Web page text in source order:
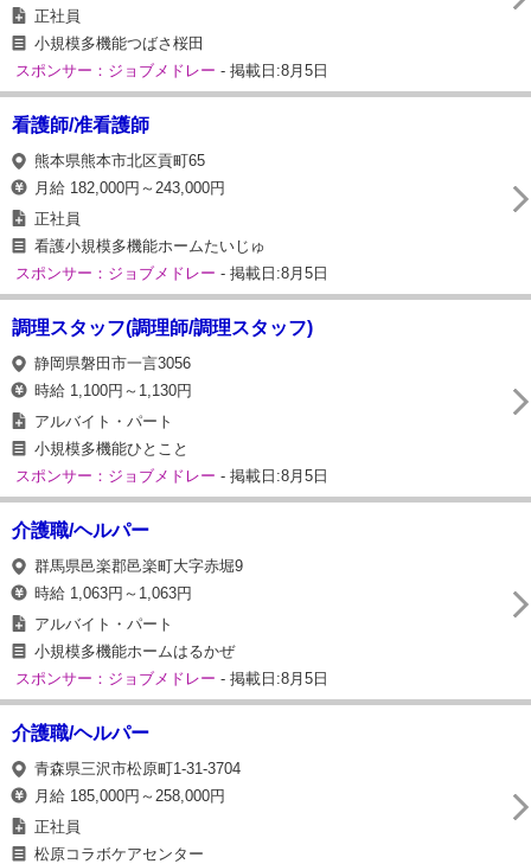
正社員
小規模多機能つばさ桜田
スポンサー：ジョブメドレー - 掲載日:8月5日
看護師/准看護師
熊本県熊本市北区貢町65
月給 182,000円～243,000円
正社員
看護小規模多機能ホームたいじゅ
スポンサー：ジョブメドレー - 掲載日:8月5日
調理スタッフ(調理師/調理スタッフ)
静岡県磐田市一言3056
時給 1,100円～1,130円
アルバイト・パート
小規模多機能ひとこと
スポンサー：ジョブメドレー - 掲載日:8月5日
介護職/ヘルパー
群馬県邑楽郡邑楽町大字赤堀9
時給 1,063円～1,063円
アルバイト・パート
小規模多機能ホームはるかぜ
スポンサー：ジョブメドレー - 掲載日:8月5日
介護職/ヘルパー
青森県三沢市松原町1-31-3704
月給 185,000円～258,000円
正社員
松原コラボケアセンター